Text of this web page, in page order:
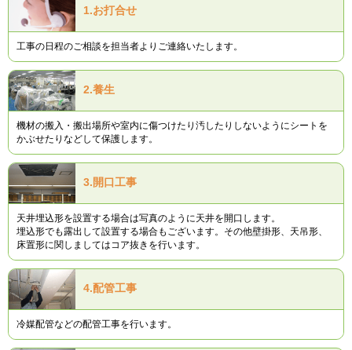
1.お打合せ
工事の日程のご相談を担当者よりご連絡いたします。
2.養生
機材の搬入・搬出場所や室内に傷つけたり汚したりしないようにシートを
かぶせたりなどして保護します。
3.開口工事
天井埋込形を設置する場合は写真のように天井を開口します。
埋込形でも露出して設置する場合もございます。その他壁掛形、天吊形、
床置形に関しましてはコア抜きを行います。
4.配管工事
冷媒配管などの配管工事を行います。